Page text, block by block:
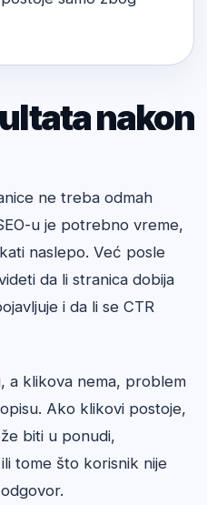
nakon
ne treba odmah
u je potrebno vreme,
naslepo. Već posle
da li stranica dobija
i da li se CTR
a klikova nema, problem
Ako klikovi postoje,
biti u ponudi,
tome što korisnik nije